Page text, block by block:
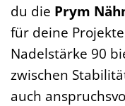
du die Prym
für deine
Nadelstärke 90
zwischen
auch